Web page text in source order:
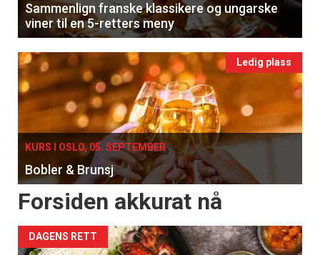
Sammenlign franske klassikere og ungarske
viner til en 5-retters meny
Ledig plass
KURS I OSLO, 05. SEPTEMBER
Bobler & Brunsj
Forsiden akkurat nå
DAGENS RETT